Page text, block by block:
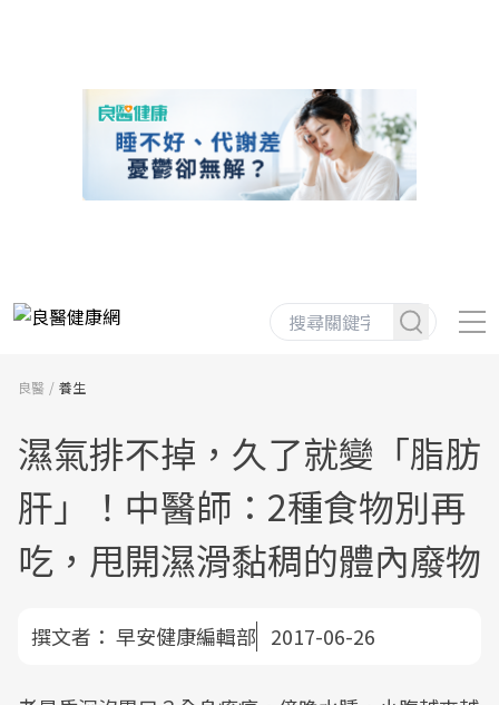
良醫 養生
濕氣排不掉，久了就變「脂肪
肝」！中醫師：2種食物別再
吃，甩開濕滑黏稠的體內廢物
撰文者： 早安健康編輯部 2017-06-26